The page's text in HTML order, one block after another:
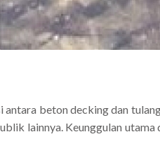
beton decking dan
lainnya. Keunggulan